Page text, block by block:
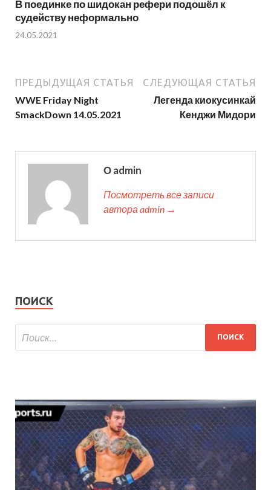
В поединке по шидокан рефери подошёл к
судейству неформально
24.05.2021
ПРЕДЫДУЩАЯ СТАТЬЯ
WWE Friday Night
SmackDown 14.05.2021
СЛЕДУЮЩАЯ СТАТЬЯ
Легенда киокусинкай
Кенджи Мидори
О admin
Посмотреть все записи
автора admin →
ПОИСК